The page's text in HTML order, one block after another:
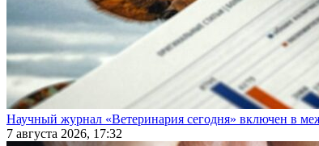
Научный журнал «Ветеринария сегодня» включен в
7 августа 2026, 17:32